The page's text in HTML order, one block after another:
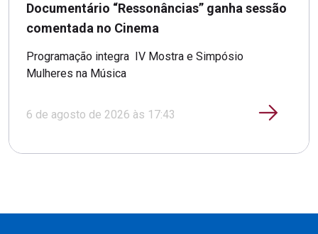
Documentário “Ressonâncias” ganha sessão
comentada no Cinema
Programação integra IV Mostra e Simpósio
Mulheres na Música
6 de agosto de 2026 às 17:43